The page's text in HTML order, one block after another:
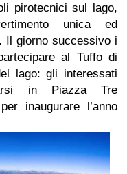
pirotecnici sul lago,
unica ed
Il giorno successivo i
al Tuffo di
lago: gli interessati
in Piazza Tre
inaugurare l’anno